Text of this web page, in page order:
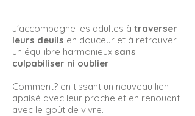
J'accompagne les adultes à traverser
leurs deuils en douceur et à retrouver
un équilibre harmonieux sans
culpabiliser ni oublier.
Comment? en tissant un nouveau lien
apaisé avec leur proche et en renouant
avec le goût de vivre.